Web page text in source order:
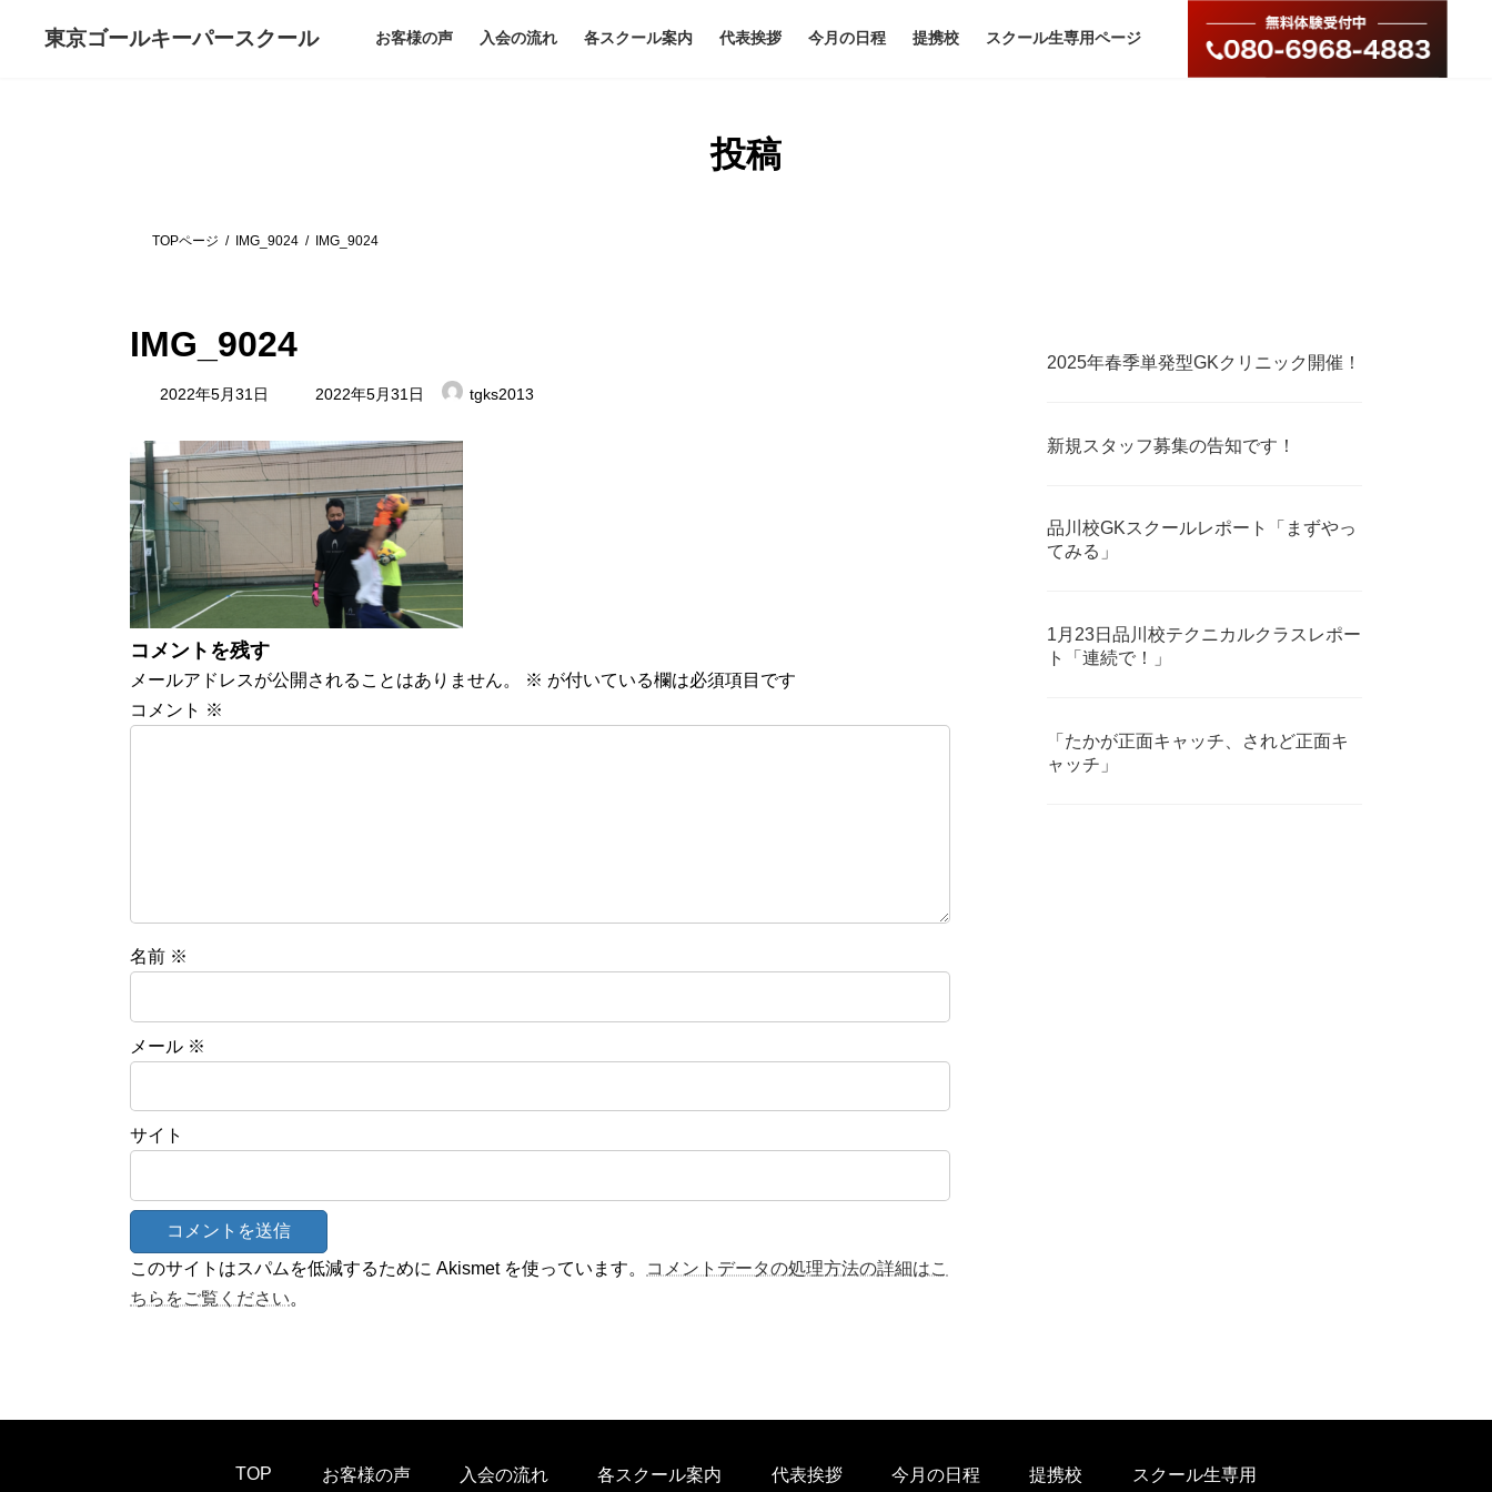
東京ゴールキーパースクール お客様の声 入会の流れ 各スクール案内 代表挨拶 今月の日程 提携校 スクール生専用ページ
投稿
TOPページ IMG_9024 IMG_9024
IMG_9024
2022年5月31日
最
終
新
日
時
:
2022年5月31日 tgks2013
コメントを残す
メールアドレスが公開されることはありません。 ※ が付いている欄は必須項目です
コメント ※
名前 ※
メール ※
サイト
このサイトはスパムを低減するために Akismet を使っています。
コメントデータの処理方法の詳細はこ
ちらをご覧ください。
2025年春季単発型GKクリニック開催！
新規スタッフ募集の告知です！
品川校GKスクールレポート「まずやっ
てみる」
1月23日品川校テクニカルクラスレポー
ト「連続で！」
「たかが正面キャッチ、されど正面キ
ャッチ」
TOP お客様の声 入会の流れ 各スクール案内 代表挨拶 今月の日程 提携校 スクール生専用